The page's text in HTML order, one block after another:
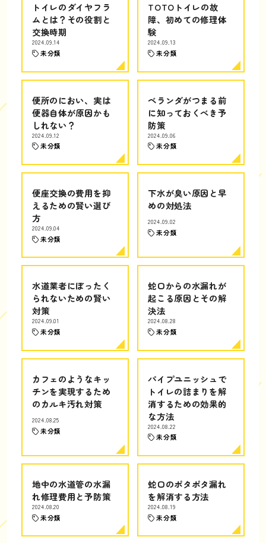
トイレのダイヤフラ
ムとは？その役割と
交換時期
2024.09.14
未分類
TOTOトイレの故
障、初めての修理体
験
2024.09.13
未分類
便所のにおい、実は
便器自体が原因かも
しれない？
2024.09.12
未分類
ベランダがつまる前
に知っておくべき予
防策
2024.09.06
未分類
便座交換の費用を抑
えるための賢い選び
方
2024.09.04
未分類
下水が臭い原因と早
めの対処法
2024.09.02
未分類
水道業者にぼったく
られないための賢い
対策
2024.09.01
未分類
蛇口からの水漏れが
起こる原因とその解
決法
2024.08.28
未分類
カフェのようなキッ
チンを実現するため
のカルキ汚れ対策
2024.08.25
未分類
パイプユニッシュで
トイレの詰まりを解
消するための効果的
な方法
2024.08.22
未分類
地中の水道管の水漏
れ修理費用と予防策
2024.08.20
未分類
蛇口のポタポタ漏れ
を解消する方法
2024.08.19
未分類